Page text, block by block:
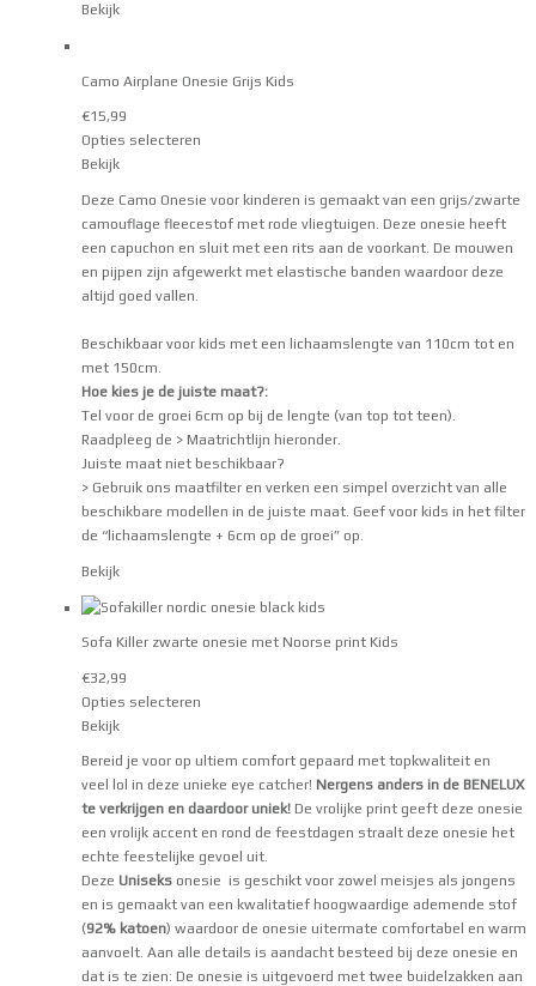
Bekijk
Camo Airplane Onesie Grijs Kids
€15,99
Opties selecteren
Bekijk
Deze Camo Onesie voor kinderen is gemaakt van een grijs/zwarte
camouflage fleecestof met rode vliegtuigen. Deze onesie heeft
een capuchon en sluit met een rits aan de voorkant. De mouwen
en pijpen zijn afgewerkt met elastische banden waardoor deze
altijd goed vallen.
Beschikbaar voor kids met een lichaamslengte van 110cm tot en
met 150cm.
Hoe kies je de juiste maat?:
Tel voor de groei 6cm op bij de lengte (van top tot teen).
Raadpleeg de > Maatrichtlijn hieronder.
Juiste maat niet beschikbaar?
> Gebruik ons maatfilter en verken een simpel overzicht van alle
beschikbare modellen in de juiste maat. Geef voor kids in het filter
de “lichaamslengte + 6cm op de groei” op.
Bekijk
Sofa Killer zwarte onesie met Noorse print Kids
€32,99
Opties selecteren
Bekijk
Bereid je voor op ultiem comfort gepaard met topkwaliteit en
veel lol in deze unieke eye catcher! Nergens anders in de BENELUX
te verkrijgen en daardoor uniek! De vrolijke print geeft deze onesie
een vrolijk accent en rond de feestdagen straalt deze onesie het
echte feestelijke gevoel uit.
Deze Uniseks onesie is geschikt voor zowel meisjes als jongens
en is gemaakt van een kwalitatief hoogwaardige ademende stof
(92% katoen) waardoor de onesie uitermate comfortabel en warm
aanvoelt. Aan alle details is aandacht besteed bij deze onesie en
dat is te zien: De onesie is uitgevoerd met twee buidelzakken aan